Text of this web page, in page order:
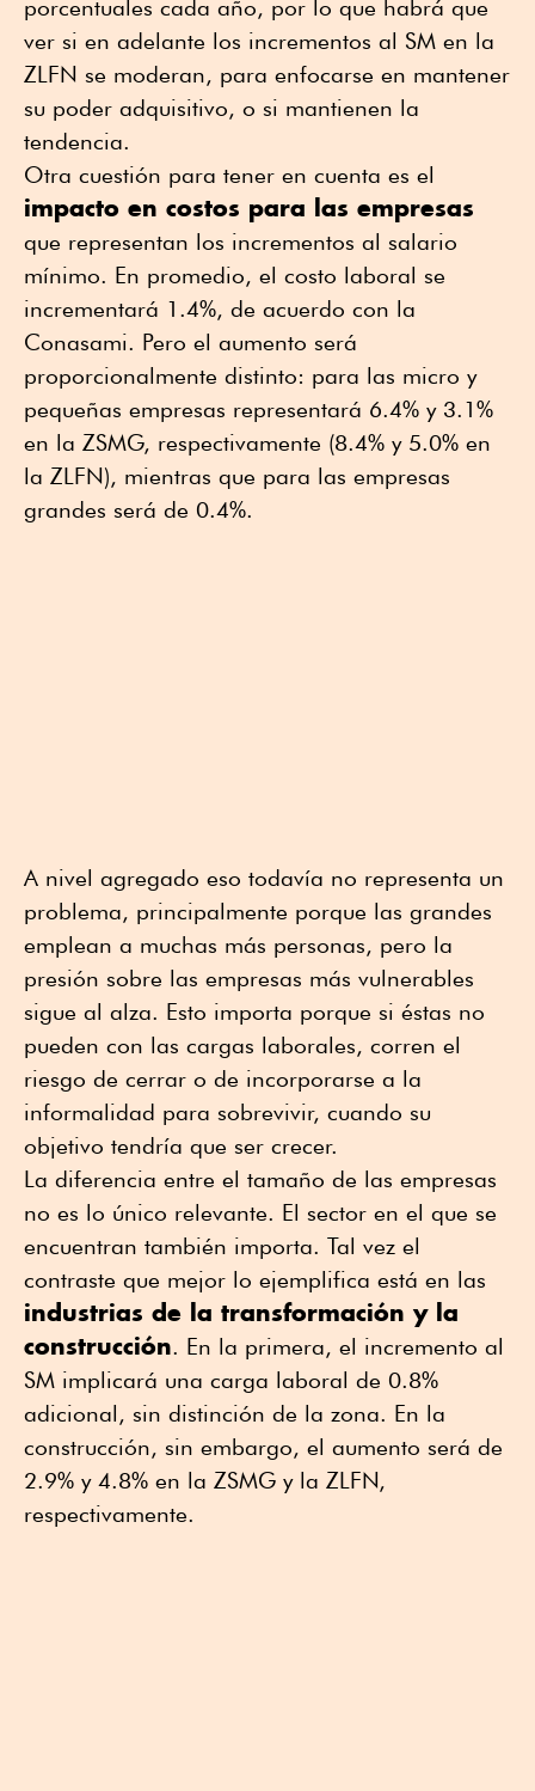
porcentuales cada año, por lo que habrá que
ver si en adelante los incrementos al SM en la
ZLFN se moderan, para enfocarse en mantener
su poder adquisitivo, o si mantienen la
tendencia.
Otra cuestión para tener en cuenta es el
impacto en costos para las empresas
que representan los incrementos al salario
mínimo. En promedio, el costo laboral se
incrementará 1.4%, de acuerdo con la
Conasami. Pero el aumento será
proporcionalmente distinto: para las micro y
pequeñas empresas representará 6.4% y 3.1%
en la ZSMG, respectivamente (8.4% y 5.0% en
la ZLFN), mientras que para las empresas
grandes será de 0.4%.
A nivel agregado eso todavía no representa un
problema, principalmente porque las grandes
emplean a muchas más personas, pero la
presión sobre las empresas más vulnerables
sigue al alza. Esto importa porque si éstas no
pueden con las cargas laborales, corren el
riesgo de cerrar o de incorporarse a la
informalidad para sobrevivir, cuando su
objetivo tendría que ser crecer.
La diferencia entre el tamaño de las empresas
no es lo único relevante. El sector en el que se
encuentran también importa. Tal vez el
contraste que mejor lo ejemplifica está en las
industrias de la transformación y la
construcción. En la primera, el incremento al
SM implicará una carga laboral de 0.8%
adicional, sin distinción de la zona. En la
construcción, sin embargo, el aumento será de
2.9% y 4.8% en la ZSMG y la ZLFN,
respectivamente.